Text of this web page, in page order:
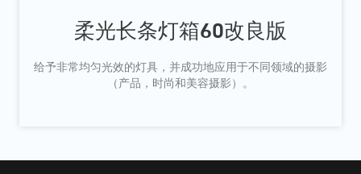
柔光长条灯箱60改良版
给予非常均匀光效的灯具，并成功地应用于不同领域的摄影
（产品，时尚和美容摄影）。